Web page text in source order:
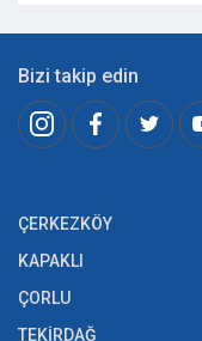
Bizi takip edin
ÇERKEZKÖY
KAPAKLI
ÇORLU
TEKİRDAĞ